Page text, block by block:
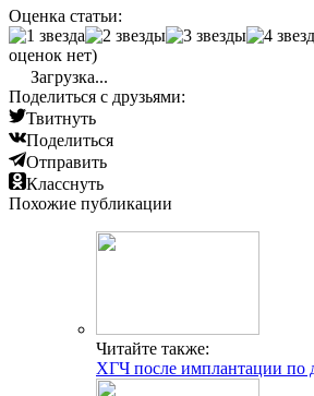
Оценка статьи:
оценок нет)
Загрузка...
Поделиться с друзьями:
Твитнуть
Поделиться
Отправить
Класснуть
Похожие публикации
Читайте также:
ХГЧ после имплантации по